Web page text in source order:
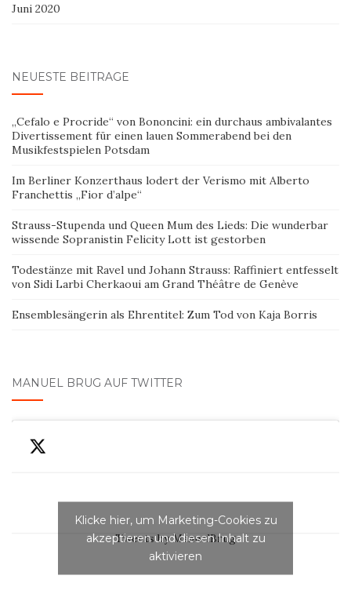
Juni 2020
NEUESTE BEITRÄGE
„Cefalo e Procride“ von Bononcini: ein durchaus ambivalantes
Divertissement für einen lauen Sommerabend bei den
Musikfestspielen Potsdam
Im Berliner Konzerthaus lodert der Verismo mit Alberto
Franchettis „Fior d’alpe“
Strauss-Stupenda und Queen Mum des Lieds: Die wunderbar
wissende Sopranistin Felicity Lott ist gestorben
Todestänze mit Ravel und Johann Strauss: Raffiniert entfesselt
von Sidi Larbi Cherkaoui am Grand Théâtre de Genève
Ensemblesängerin als Ehrentitel: Zum Tod von Kaja Borris
MANUEL BRUG AUF TWITTER
Tweets by ManuelBrug
Klicke hier, um Marketing-Cookies zu
akzeptieren und diesen Inhalt zu
aktivieren